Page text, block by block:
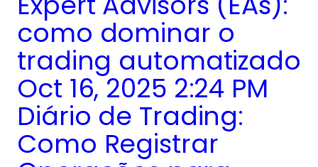
como dominar o
trading automatizado
Oct 16, 2025 2:24 PM
Diário de Trading:
Como Registrar